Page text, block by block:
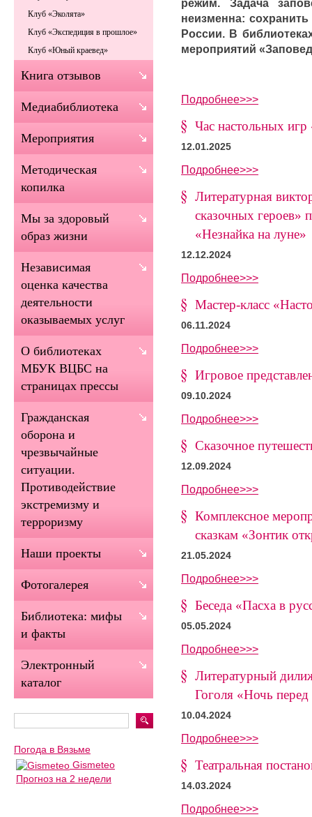
неизменна:
России. В
мероприятий
Подробнее>>>
Час настольных
12.01.2025
Подробнее>>>
Литературная
сказочных героев»
«Незнайка на луне»
12.12.2024
Подробнее>>>
Мастер-класс
06.11.2024
Подробнее>>>
Игровое
09.10.2024
Подробнее>>>
Сказочное
12.09.2024
Подробнее>>>
Комплексное
сказкам «Зонтик
21.05.2024
Подробнее>>>
Беседа «Пасха в
05.05.2024
Подробнее>>>
Литературный
Гоголя «Ночь
10.04.2024
Подробнее>>>
Театральная
14.03.2024
Подробнее>>>
Клуб «Эколята»
Клуб «Экспедиция в прошлое»
Клуб «Юный краевед»
Книга отзывов
Медиабиблиотека
Мероприятия
Методическая
копилка
Мы за здоровый
образ жизни
Независимая
оценка качества
деятельности
оказываемых услуг
О библиотеках
МБУК ВЦБС на
страницах прессы
Гражданская
оборона и
чрезвычайные
ситуации.
Противодействие
экстремизму и
терроризму
Наши проекты
Фотогалерея
Библиотека: мифы
и факты
Электронный
каталог
Погода в Вязьме
Gismeteo
Прогноз на 2 недели